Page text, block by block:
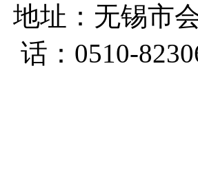
地址：无锡市
话：0510-